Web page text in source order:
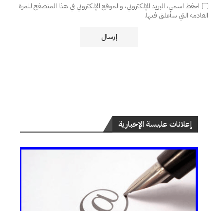
احفظ اسمي، البريد الإلكتروني، والموقع الإلكتروني في هذا المتصفح للمرة
القادمة التي سأعلق فيها.
إعلانات عليسة الإخبارية